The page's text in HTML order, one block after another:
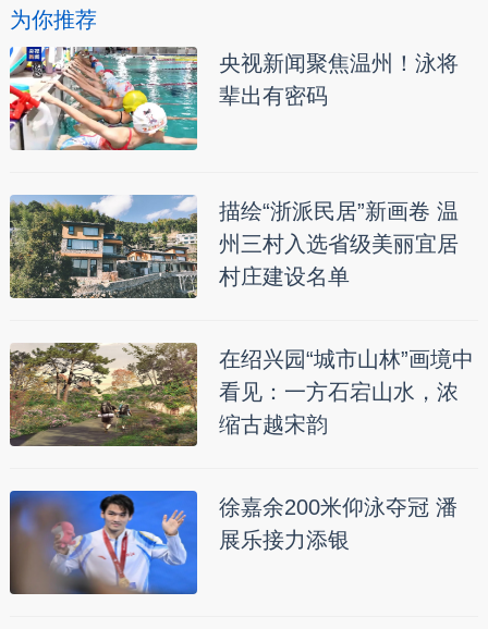
为你推荐
央视新闻聚焦温州！泳将
辈出有密码
描绘“浙派民居”新画卷 温
州三村入选省级美丽宜居
村庄建设名单
在绍兴园“城市山林”画境中
看见：一方石宕山水，浓
缩古越宋韵
徐嘉余200米仰泳夺冠 潘
展乐接力添银